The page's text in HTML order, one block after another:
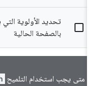
بالصفحة الحالية
متى يجب استخدام التلميح